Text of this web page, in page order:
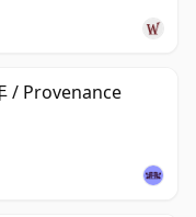
/ Provenance